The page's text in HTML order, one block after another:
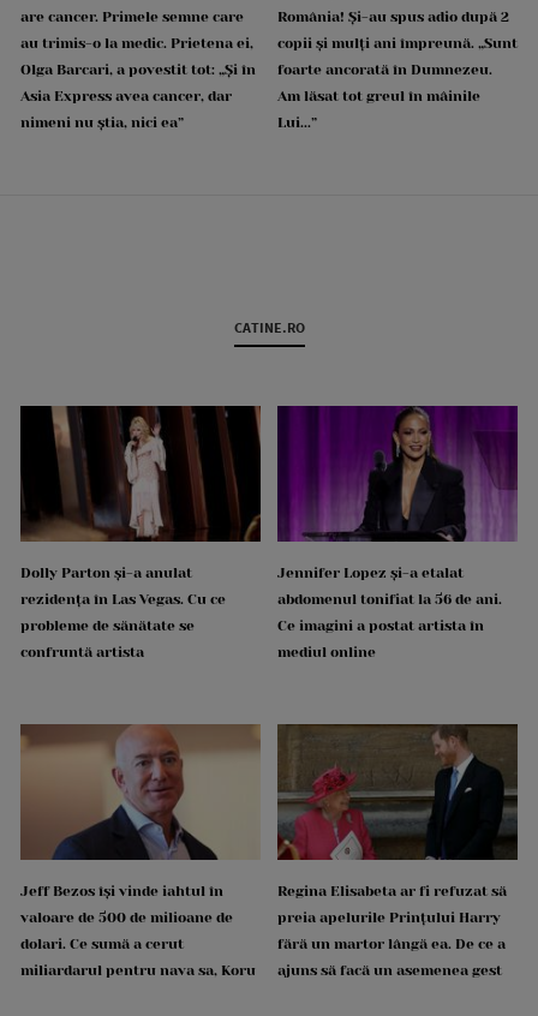
are cancer. Primele semne care
au trimis-o la medic. Prietena ei,
Olga Barcari, a povestit tot: „Și în
Asia Express avea cancer, dar
nimeni nu știa, nici ea”
România! Și-au spus adio după 2
copii și mulți ani împreună. „Sunt
foarte ancorată în Dumnezeu.
Am lăsat tot greul în mâinile
Lui...”
CATINE.RO
Dolly Parton și-a anulat
rezidența în Las Vegas. Cu ce
probleme de sănătate se
confruntă artista
Jennifer Lopez și-a etalat
abdomenul tonifiat la 56 de ani.
Ce imagini a postat artista în
mediul online
Jeff Bezos își vinde iahtul în
valoare de 500 de milioane de
dolari. Ce sumă a cerut
miliardarul pentru nava sa, Koru
Regina Elisabeta ar fi refuzat să
preia apelurile Prințului Harry
fără un martor lângă ea. De ce a
ajuns să facă un asemenea gest